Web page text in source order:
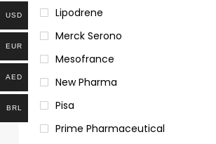
Lipodrene
Merck Serono
Mesofrance
New Pharma
Pisa
Prime Pharmaceutical
USD
EUR
AED
BRL